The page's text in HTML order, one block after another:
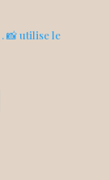
. 📸 utilise le